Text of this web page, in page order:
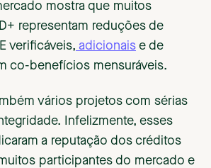
mostra que muitos
representam reduções de
verificáveis, adicionais e de
co-benefícios mensuráveis.
vários projetos com sérias
Infelizmente, esses
a reputação dos créditos
participantes do mercado e